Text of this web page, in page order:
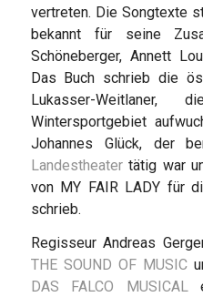
vertreten. Die Songtexte
bekannt für seine
Schöneberger, Annett
Das Buch schrieb die
Lukasser-
Wintersportgebiet
Johannes Glück, der
Landestheatertätig war
von MY FAIR LADY für
schrieb.
Regisseur Andreas
THE SOUND OF MUSIC
DAS FALCO MUSICAL